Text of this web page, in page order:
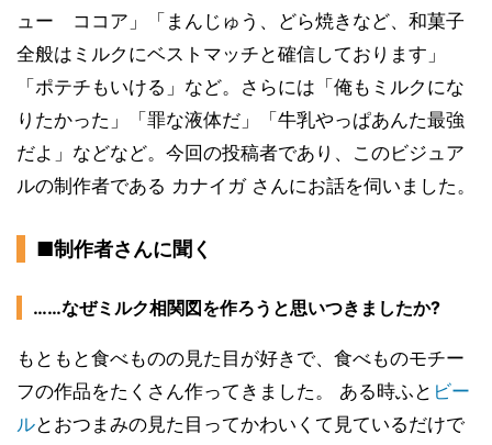
ュー ココア」「まんじゅう、どら焼きなど、和菓子
全般はミルクにベストマッチと確信しております」
「ポテチもいける」など。さらには「俺もミルクにな
りたかった」「罪な液体だ」「牛乳やっぱあんた最強
だよ」などなど。今回の投稿者であり、このビジュア
ルの制作者である カナイガ さんにお話を伺いました。
■制作者さんに聞く
……なぜミルク相関図を作ろうと思いつきましたか?
もともと食べものの見た目が好きで、食べものモチー
フの作品をたくさん作ってきました。 ある時ふと ビー
ルとおつまみの見た目ってかわいくて見ているだけで